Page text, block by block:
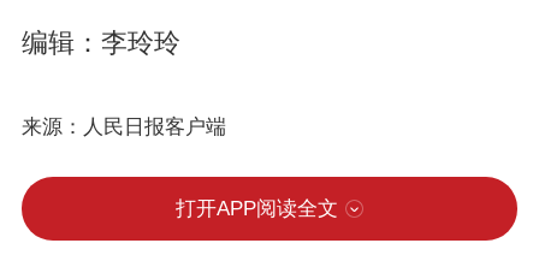
编辑：李玲玲
来源：人民日报客户端
打开APP阅读全文